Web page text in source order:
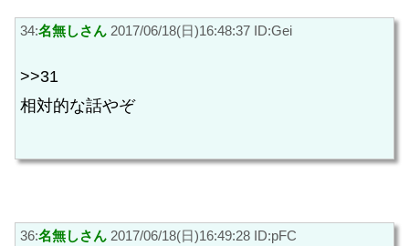
34:名無しさん 2017/06/18(日)16:48:37 ID:Gei
>>31
相対的な話やぞ
36:名無しさん 2017/06/18(日)16:49:28 ID:pFC